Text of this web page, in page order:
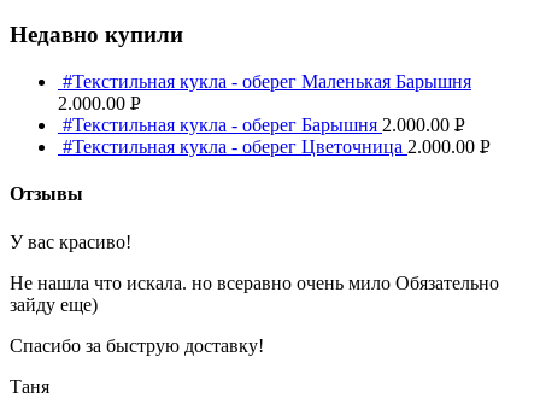
Недавно купили
#Текстильная кукла - оберег Маленькая Барышня
2.000.00 Р
УБ.
#Текстильная кукла - оберег Барышня 2.000.00 Р
УБ.
#Текстильная кукла - оберег Цветочница 2.000.00 Р
Отзывы
У вас красиво!
Не нашла что искала. но всеравно очень мило Обязательно
зайду еще)
Спасибо за быструю доставку!
Таня